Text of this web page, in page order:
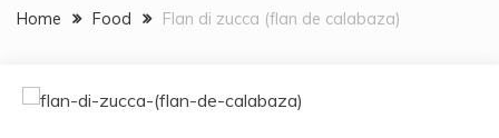
Home Food Flan di zucca (flan de calabaza)